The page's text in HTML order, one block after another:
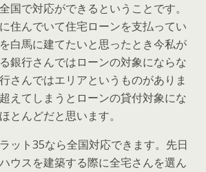
国で対応ができるということです。
住んでいて住宅ローンを支払ってい
白馬に建てたいと思ったとき今私が
銀行さんではローンの対象にならな
さんではエリアというものがありま
えてしまうとローンの貸付対象にな
とんどだと思います。
ット35なら全国対応できます。先日
ウスを建築する際に全宅さんを選ん